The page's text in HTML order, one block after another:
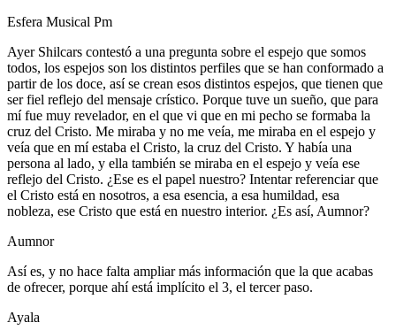
Esfera Musical Pm
Ayer Shilcars contestó a una pregunta sobre el espejo que somos
todos, los espejos son los distintos perfiles que se han conformado a
partir de los doce, así se crean esos distintos espejos, que tienen que
ser fiel reflejo del mensaje crístico. Porque tuve un sueño, que para
mí fue muy revelador, en el que vi que en mi pecho se formaba la
cruz del Cristo. Me miraba y no me veía, me miraba en el espejo y
veía que en mí estaba el Cristo, la cruz del Cristo. Y había una
persona al lado, y ella también se miraba en el espejo y veía ese
reflejo del Cristo. ¿Ese es el papel nuestro? Intentar referenciar que
el Cristo está en nosotros, a esa esencia, a esa humildad, esa
nobleza, ese Cristo que está en nuestro interior. ¿Es así, Aumnor?
Aumnor
Así es, y no hace falta ampliar más información que la que acabas
de ofrecer, porque ahí está implícito el 3, el tercer paso.
Ayala